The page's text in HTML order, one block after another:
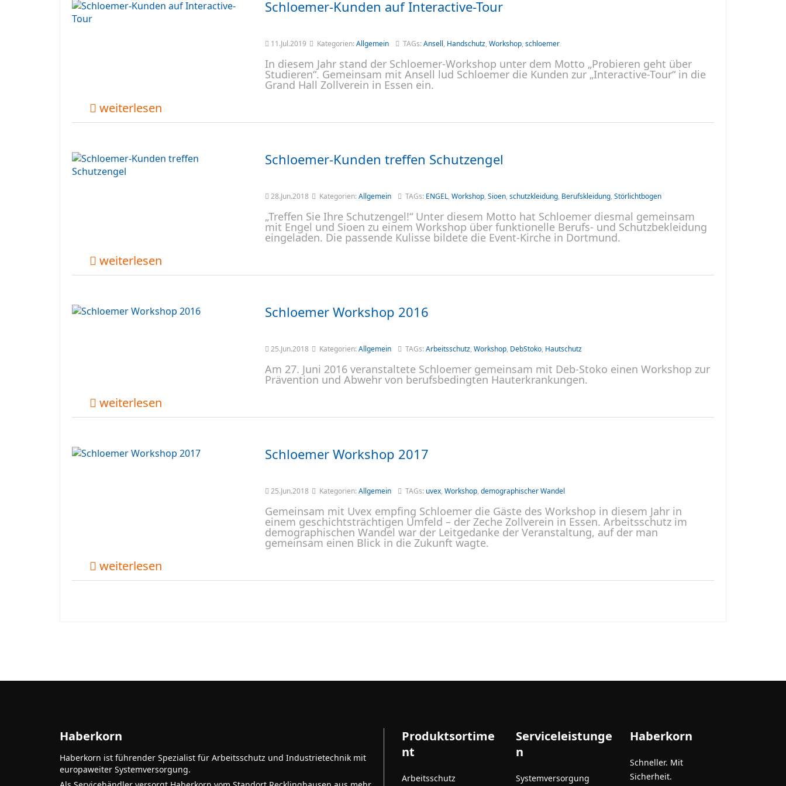
Schloemer-Kunden auf Interactive-Tour
11.Jul.2019 Kategorien:Allgemein TAGs:Ansell, Handschutz, Workshop, schloemer
In diesem Jahr stand der Schloemer-Workshop unter dem Motto „Probieren geht über
Studieren“. Gemeinsam mit Ansell lud Schloemer die Kunden zur „Interactive-Tour“ in die
Grand Hall Zollverein in Essen ein.
weiterlesen
Schloemer-Kunden treffen Schutzengel
28.Jun.2018 Kategorien:Allgemein TAGs: ENGEL, Workshop, Sioen, schutzkleidung, Berufskleidung, Störlichtbogen
„Treffen Sie Ihre Schutzengel!“ Unter diesem Motto hat Schloemer diesmal gemeinsam
mit Engel und Sioen zu einem Workshop über funktionelle Berufs- und Schutzbekleidung
eingeladen. Die passende Kulisse bildete die Event-Kirche in Dortmund.
weiterlesen
Schloemer Workshop 2016
25.Jun.2018 Kategorien:Allgemein TAGs:Arbeitsschutz, Workshop, DebStoko, Hautschutz
Am 27. Juni 2016 veranstaltete Schloemer gemeinsam mit Deb-Stoko einen Workshop zur
Prävention und Abwehr von berufsbedingten Hauterkrankungen.
weiterlesen
Schloemer Workshop 2017
25.Jun.2018 Kategorien:Allgemein TAGs: uvex, Workshop, demographischer Wandel
Gemeinsam mit Uvex empfing Schloemer die Gäste des Workshop in diesem Jahr in
einem geschichtsträchtigen Umfeld – der Zeche Zollverein in Essen. Arbeitsschutz im
demographischen Wandel war der Leitgedanke der Veranstaltung, auf der man
gemeinsam einen Blick in die Zukunft wagte.
weiterlesen
Haberkorn
Haberkorn ist führender Spezialist für Arbeitsschutz und Industrietechnik mit
europaweiter Systemversorgung.
Produktsortime
nt
Arbeitsschutz
Serviceleistunge
n
Systemversorgung
Haberkorn
Schneller. Mit
Sicherheit.